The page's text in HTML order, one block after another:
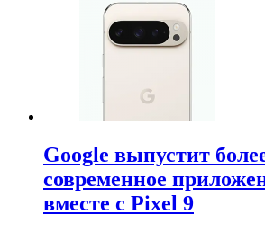
Google выпустит
современное
вместе с Pixel 9